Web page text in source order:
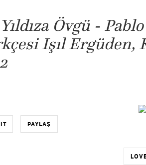
Övgü -
Işıl Ergüden,
PAYLAŞ